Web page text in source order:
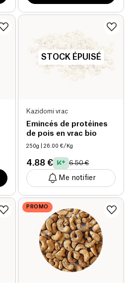
STOCK ÉPUISÉ
Kazidomi vrac
Emincés de protéines
de pois en vrac bio
250g | 26.00 €/Kg
4.88 € 6.50 €
Me notifier
PROMO